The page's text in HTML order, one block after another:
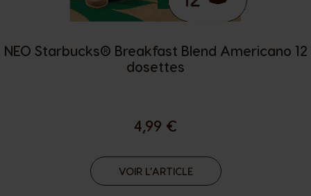
NEO Starbucks® Breakfast Blend Americano 12
dosettes
4,99 €
VOIR L’ARTICLE